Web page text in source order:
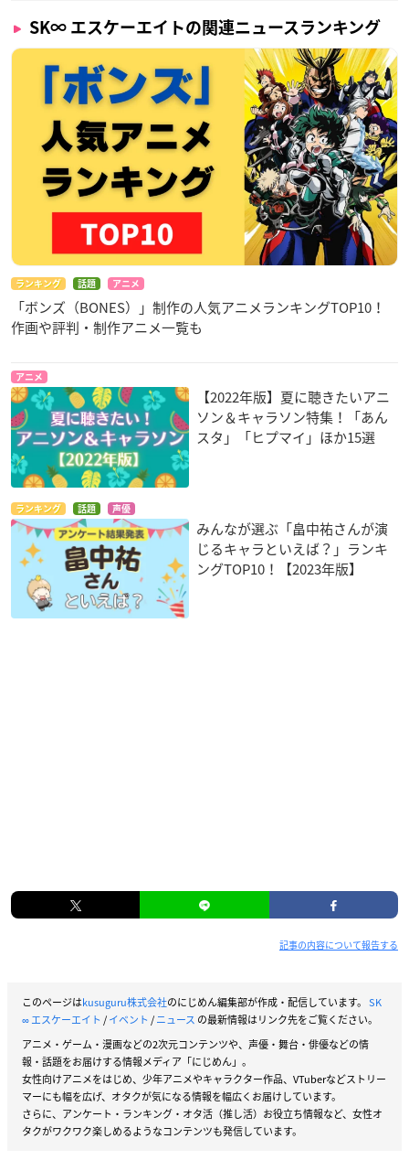
SK∞ エスケーエイトの関連ニュースランキング
ランキング 話題 アニメ
「ボンズ（BONES）」制作の人気アニメランキングTOP10！
作画や評判・制作アニメ一覧も
アニメ
【2022年版】夏に聴きたいアニ
ソン＆キャラソン特集！「あん
スタ」「ヒプマイ」ほか15選
ランキング 話題 声優
みんなが選ぶ「畠中祐さんが演
じるキャラといえば？」ランキ
ングTOP10！【2023年版】
記事の内容について報告する
このページはkusuguru株式会社のにじめん編集部が作成・配信しています。 SK
∞ エスケーエイト /イベント /ニュース の最新情報はリンク先をご覧ください。
アニメ・ゲーム・漫画などの2次元コンテンツや、声優・舞台・俳優などの情
報・話題をお届けする情報メディア「にじめん」。
女性向けアニメをはじめ、少年アニメやキャラクター作品、VTuberなどストリー
マーにも幅を広げ、オタクが気になる情報を幅広くお届けしています。
さらに、アンケート・ランキング・オタ活（推し活）お役立ち情報など、女性オ
タクがワクワク楽しめるようなコンテンツも発信しています。